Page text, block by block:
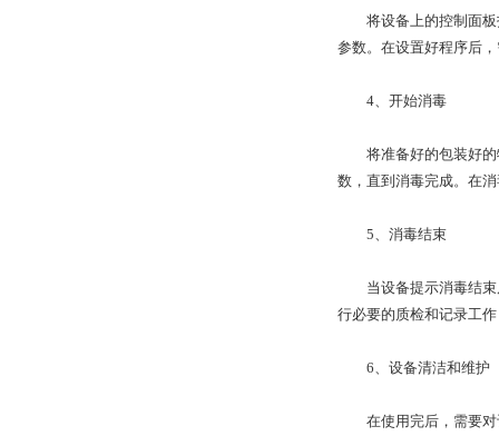
将设备上的控制面板
参数。在设置好程序后
4、开始消毒
将准备好的包装好的
数，直到消毒完成。在
5、消毒结束
当设备提示消毒结束
行必要的质检和记录工
6、设备清洁和维护
在使用完后，需要对